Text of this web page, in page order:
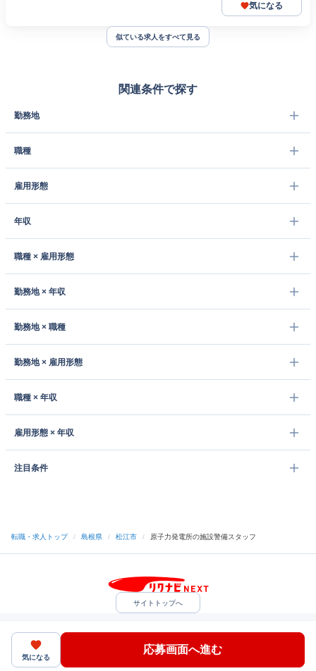
気になる
似ている求人をすべて見る
関連条件で探す
勤務地
職種
雇用形態
年収
職種 × 雇用形態
勤務地 × 年収
勤務地 × 職種
勤務地 × 雇用形態
職種 × 年収
雇用形態 × 年収
注目条件
転職・求人トップ / 島根県 / 松江市 / 原子力発電所の施設警備スタッフ
気になる
応募画面へ進む
サイトトップへ
中途採用をご検討の企業様
ヘルプ・お問い合わせ
（C）Indeed Inc.